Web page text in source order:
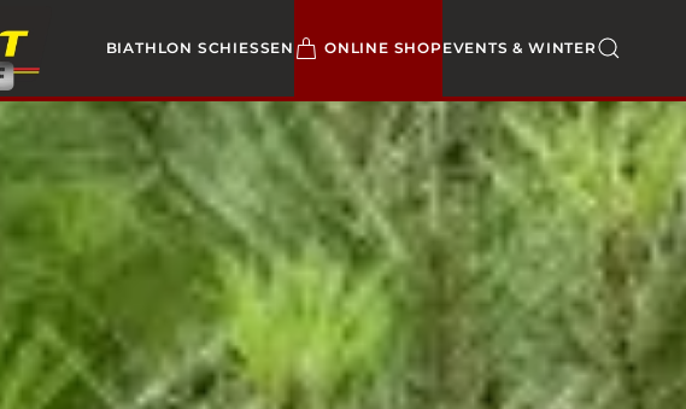
BIATHLON SCHIESSEN ONLINE SHOPEVENTS & WINTER